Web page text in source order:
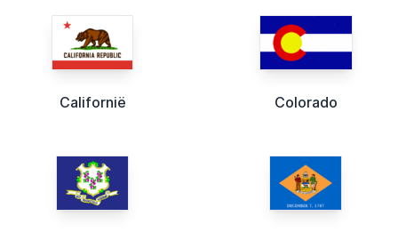
Californië Colorado